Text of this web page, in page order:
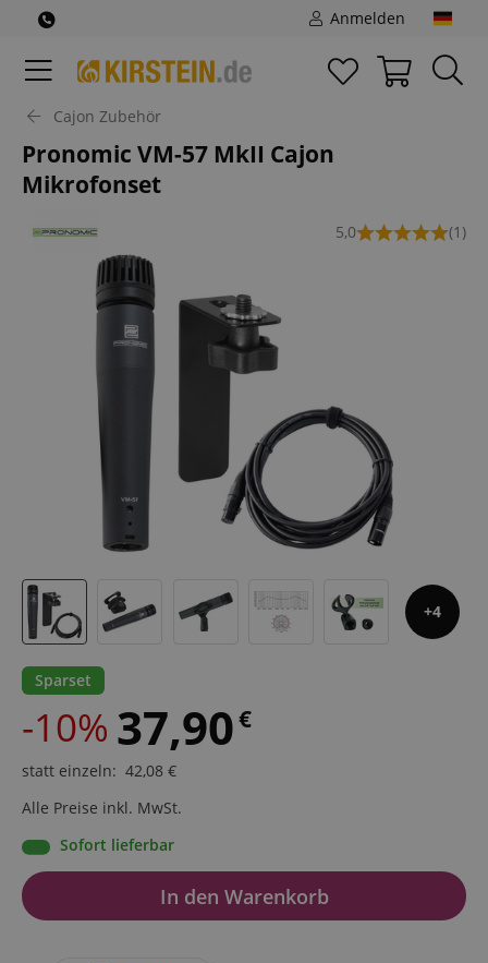
Anmelden
Cajon Zubehör
Pronomic VM-57 MkII Cajon
Mikrofonset
5,0 (1)
4
Sparset
-10% 37,90€
statt einzeln: 42,08 €
Alle Preise inkl. MwSt.
Sofort lieferbar
In den Warenkorb